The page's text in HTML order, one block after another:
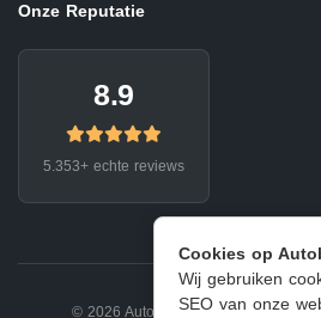
Cookies op
Wij gebruiken
SEO van onze
Onze Reputatie
8.9
5.353+ echte reviews
© 2026 Autobanden Prijsvechter.